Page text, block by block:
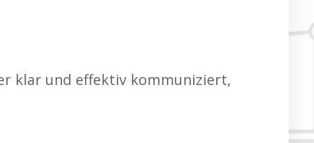
klar und effektiv kommuniziert,